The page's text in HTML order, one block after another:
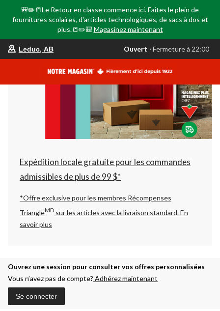
🎒✏️📒Le Retour en classe commence ici. Faites le plein de
fournitures scolaires, d'articles technologiques, de sacs à dos et
plus.📒✏️🎒 Magasinez maintenant
votre
est
AB,
Ouvert,
Fermeture
à
22:00
changer
Leduc, AB Ouvert ⋅ Fermeture à 22:00
Expédition locale gratuite pour les commandes
admissibles de plus de 99 $*
*Offre exclusive pour les membres Récompenses
TriangleMD sur les articles avec la livraison standard.En
savoir plus
Ouvrez une session pour consulter vos offres personnalisées
Vous n’avez pas de compte? Adhérez maintenant
Se connecter